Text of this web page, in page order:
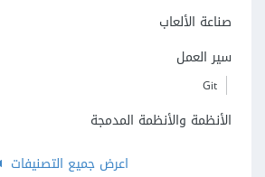
صناعة الألعاب
سير العمل
Git
الأنظمة والأنظمة المدمجة
اعرض جميع التصنيفات